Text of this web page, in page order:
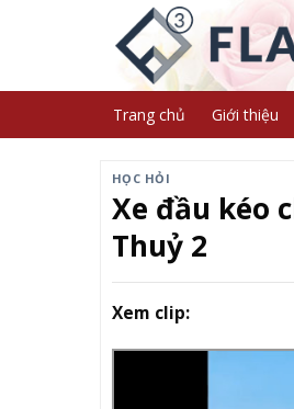
Trang chủ Giới thiệu
HỌC HỎI
Xe đầu kéo
Thuỷ 2
Xem clip: